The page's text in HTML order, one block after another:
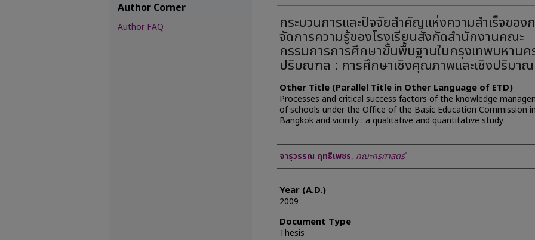
กระบวนการและปัจจัยสำคัญแห่งความสำเร็จของ
จัดการความรู้ของโรงเรียนสังกัดสำนักงานคณะ
กรรมการการศึกษาขั้นพื้นฐานในกรุงเทพมหานค
ปริมณฑล : การศึกษาเชิงคุณภาพและเชิงปริมาณ
Other Title (Parallel Title in Other Language of ETD)
Processes and critical success factors of the knowledge
of schools under the Office of the Basic Education Commission
Bangkok and vicinity : a qualitative and quantitative study
Author
จารุวรรณ ฤทธิเพชร, คณะครุศาสตร์
Year (A.D.)
2009
Document Type
Thesis
Author Corner
Author FAQ